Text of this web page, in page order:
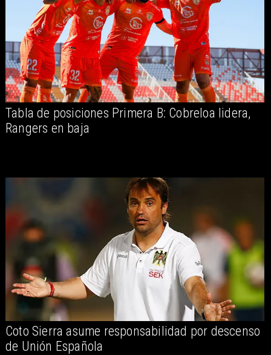
Tabla de posiciones Primera B: Cobreloa lidera,
Rangers en baja
Coto Sierra asume responsabilidad por descenso
de Unión Española